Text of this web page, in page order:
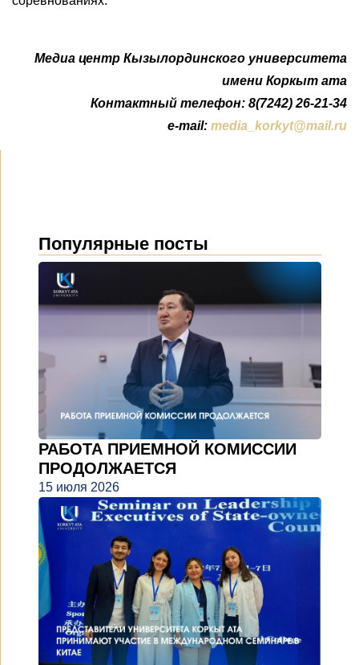
Медиа центр Кызылординского университета
имени Коркыт ата
Контактный телефон: 8(7242) 26-21-34
e-mail: media_korkyt@mail.ru
Популярные посты
РАБОТА ПРИЕМНОЙ КОМИССИИ
ПРОДОЛЖАЕТСЯ
15 июля 2026